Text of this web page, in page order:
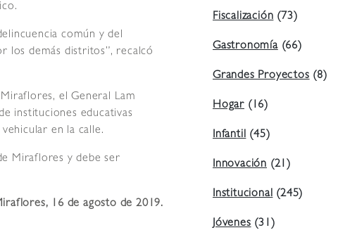
común y del
los demás distritos”, recalcó
el General Lam
instituciones educativas
en la calle.
Miraflores y debe ser
16 de agosto de 2019.
Fiscalización(73)
Gastronomía(66)
Grandes Proyectos(8)
Hogar (16)
Infantil(45)
Innovación (21)
Institucional(245)
Jóvenes(31)